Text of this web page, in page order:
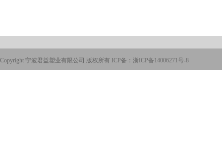
Copyright 宁波君益塑业有限公司 版权所有 ICP备： 浙ICP备14006271号-8